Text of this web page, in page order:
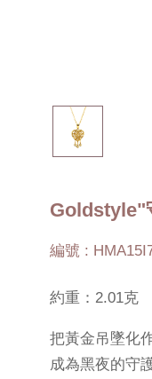
Goldstyle"
編號 :
約重：2.01克
把黃金吊墜化
成為黑夜的守